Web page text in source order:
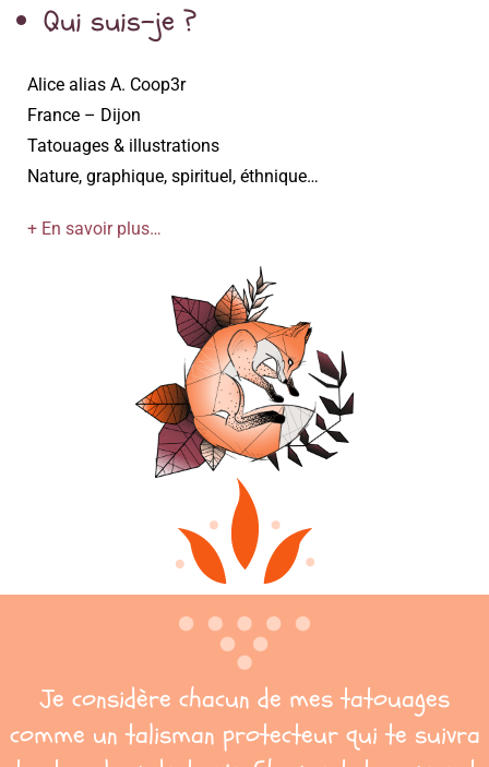
Qui suis-je ?
Alice alias A. Coop3r
France – Dijon
Tatouages & illustrations
Nature, graphique, spirituel, éthnique…
+ En savoir plus…
Je considère chacun de mes tatouages
comme un talisman protecteur qui te suivra